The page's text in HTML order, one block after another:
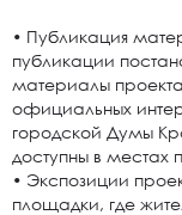
• Публикация
публикации
материалы
официальных
городской Думы
доступны в местах
• Экспозиции
площадки, где